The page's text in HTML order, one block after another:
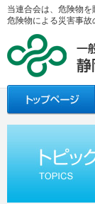
当連合会は、危険物
危険物による災害事